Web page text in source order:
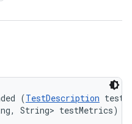
(TestDescription
String> testMetrics)